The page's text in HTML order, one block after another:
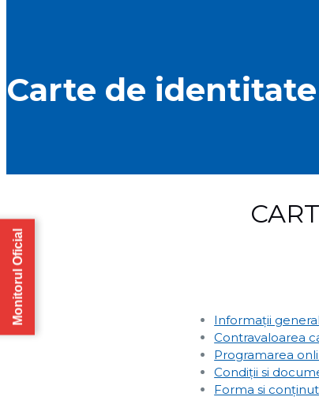
Carte de
Informații
Contravaloarea
Programarea
Condiții si
Forma si
Monitorul Oficial